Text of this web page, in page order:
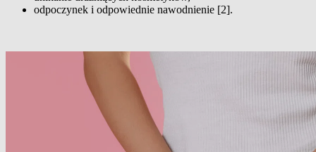
odpoczynek i odpowiednie nawodnienie [2].